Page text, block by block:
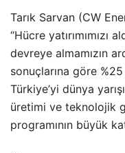
Tarık Sarvan (CW
“Hücre yatırımımızı
devreye almamızın
sonuçlarına göre
Türkiye’yi dünya
üretimi ve teknolojik
programının büyük